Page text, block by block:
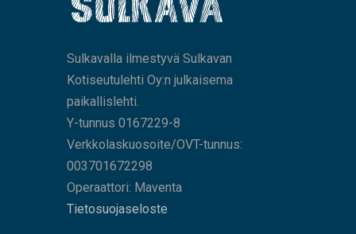
Sulkavalla ilmestyvä Sulkavan
Kotiseutulehti Oy:n julkaisema
paikallislehti.
Y-tunnus 0167229-8
Verkkolaskuosoite/OVT-tunnus:
003701672298
Operaattori: Maventa
Tietosuojaseloste